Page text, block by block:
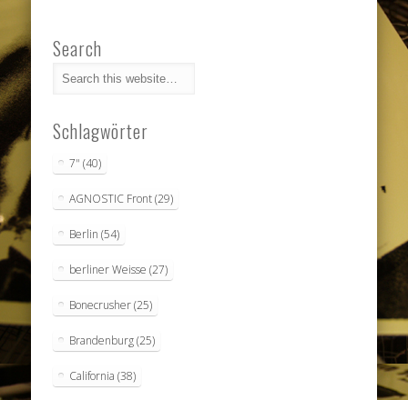
Search
Schlagwörter
7" (40)
AGNOSTIC Front(29)
Berlin (54)
berliner Weisse (27)
Bonecrusher(25)
Brandenburg(25)
California (38)